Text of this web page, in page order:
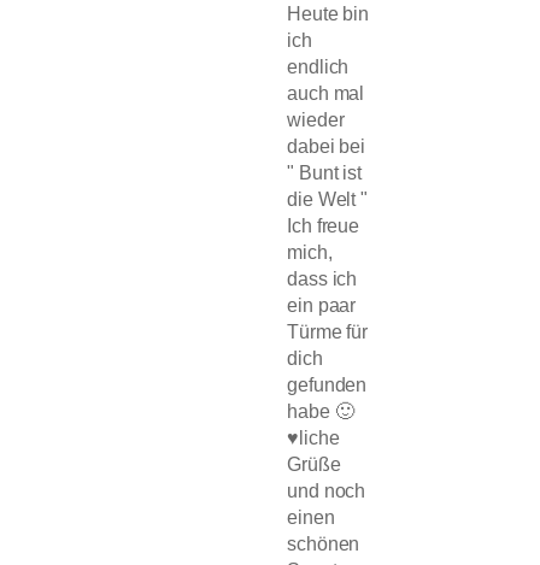
Heute bin
ich
endlich
auch mal
wieder
dabei bei
" Bunt ist
die Welt "
Ich freue
mich,
dass ich
ein paar
Türme für
dich
gefunden
habe 🙂
♥liche
Grüße
und noch
einen
schönen